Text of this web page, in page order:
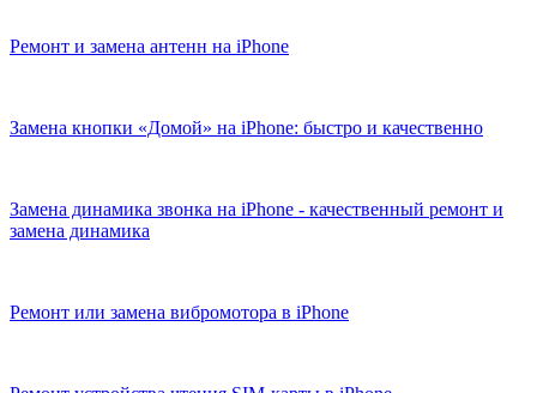
Ремонт и замена антенн на iPhone
Замена кнопки «Домой» на iPhone: быстро и качественно
Замена динамика звонка на iPhone - качественный ремонт и
замена динамика
Ремонт или замена вибромотора в iPhone